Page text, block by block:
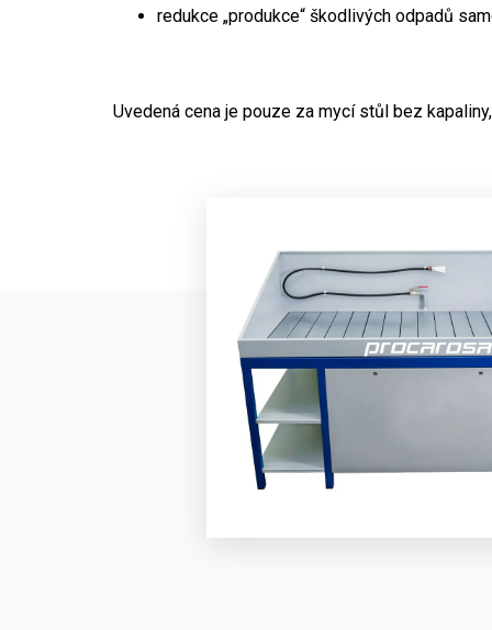
redukce „produkce“ škodlivých odpadů
Uvedená cena je pouze za mycí stůl bez